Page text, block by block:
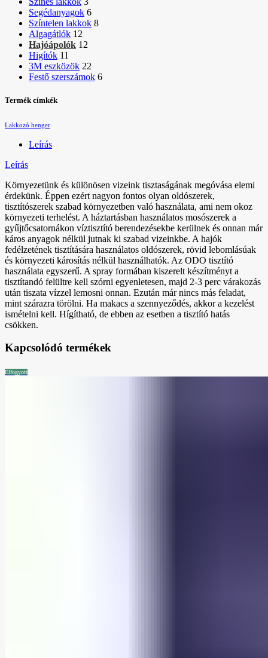
Segédanyagok 6
Színtelen lakkok 8
Algagátlók 12
Hajóápolók 12
Higítók 11
3M eszközök 22
Festő szerszámok 6
Termék címkék
Lakkozó henger
Leírás
Leírás
Környezetünk és különösen vizeink tisztaságának megóvása elemi
érdekünk. Éppen ezért nagyon fontos olyan oldószerek,
tisztítószerek szabad környezetben való használata, ami nem okoz
környezeti terhelést. A háztartásban használatos mosószerek a
gyűjtőcsatornákon víztisztító berendezésekbe kerülnek és onnan már
káros anyagok nélkül jutnak ki szabad vizeinkbe. A hajók
fedélzetének tisztítására használatos oldószerek, rövid lebomlásúak
és környezeti károsítás nélkül használhatók. Az ODO tisztító
használata egyszerű. A spray formában kiszerelt készítményt a
tisztítandó felültre kell szórni egyenletesen, majd 2-3 perc várakozás
után tiszata vízzel lemosni onnan. Ezután már nincs más feladat,
mint szárazra törölni. Ha makacs a szennyeződés, akkor a kezelést
ismételni kell. Hígítható, de ebben az esetben a tisztító hatás
csökken.
Kapcsolódó termékek
Elfogyott